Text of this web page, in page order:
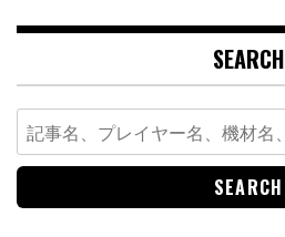
SEARCH
Search
for: